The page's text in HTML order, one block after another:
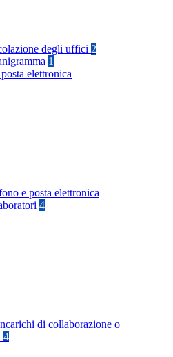
degli uffici 2
1
elettronica
e posta elettronica
4
di collaborazione o
4